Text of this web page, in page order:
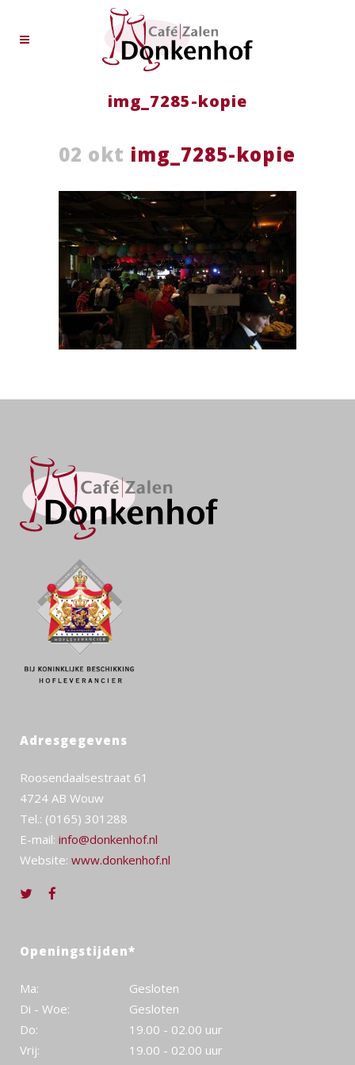
img_7285-kopie
02 okt img_7285-kopie
Adresgegevens
Roosendaalsestraat 61
4724 AB Wouw
Tel.: (0165) 301288
E-mail: info@donkenhof.nl
Website: www.donkenhof.nl
Openingstijden*
Ma:
Gesloten
Di - Woe:
Gesloten
Do:
19.00 - 02.00 uur
Vrij:
19.00 - 02.00 uur